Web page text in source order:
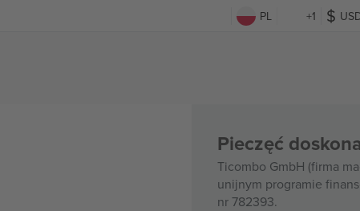
PL +1
Pieczęć
Ticombo GmbH (firma
unijnym programie
nr 782393.